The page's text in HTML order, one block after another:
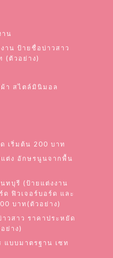
าน
าน ป้ายชื่อบ่าวสาว
(ตัวอย่าง)
า สไตล์มินิมอล
เริ่มต้น 200 บาท
ต่ง อักษรนูนจากพื้น
ทบุรี (ป้ายแต่งงาน
ฟิวเจอร์บอร์ด และ
บาท(ตัวอย่าง)
วสาว ราคาประหยัด
ย่าง)
แบบมาตรฐาน เซท